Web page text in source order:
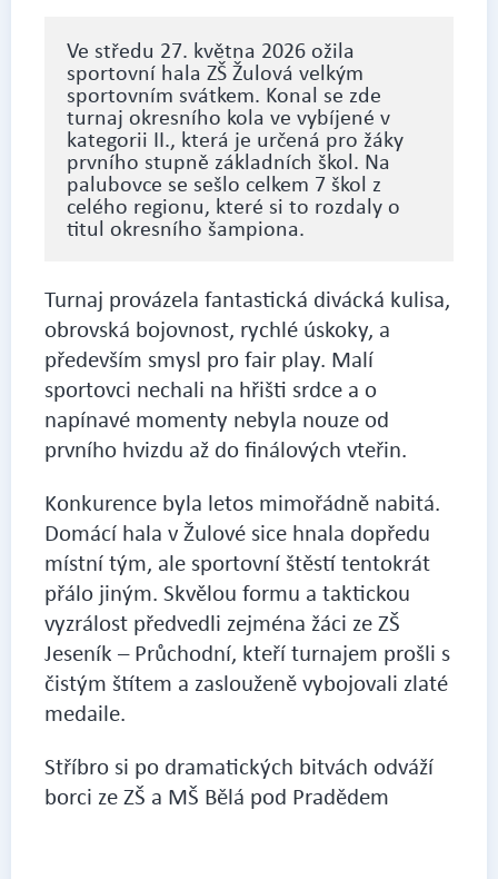
Ve středu 27. května 2026 ožila
sportovní hala ZŠ Žulová velkým
sportovním svátkem. Konal se zde
turnaj okresního kola ve vybíjené v
kategorii II., která je určená pro žáky
prvního stupně základních škol. Na
palubovce se sešlo celkem 7 škol z
celého regionu, které si to rozdaly o
titul okresního šampiona.
Turnaj provázela fantastická divácká kulisa,
obrovská bojovnost, rychlé úskoky, a
především smysl pro fair play. Malí
sportovci nechali na hřišti srdce a o
napínavé momenty nebyla nouze od
prvního hvizdu až do finálových vteřin.
Konkurence byla letos mimořádně nabitá.
Domácí hala v Žulové sice hnala dopředu
místní tým, ale sportovní štěstí tentokrát
přálo jiným. Skvělou formu a taktickou
vyzrálost předvedli zejména žáci ze ZŠ
Jeseník – Průchodní, kteří turnajem prošli s
čistým štítem a zaslouženě vybojovali zlaté
medaile.
Stříbro si po dramatických bitvách odváží
borci ze ZŠ a MŠ Bělá pod Pradědem